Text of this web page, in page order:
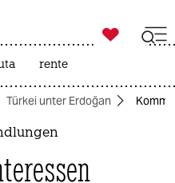

taz zahl ich
rente
Türkei unter Erdoğan